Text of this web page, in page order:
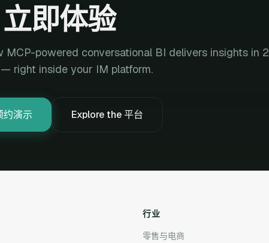
立即体验
MCP-powered conversational BI delivers insights in 2
right inside your IM platform.
约演示 Explore the 平台
行业
零售与电商